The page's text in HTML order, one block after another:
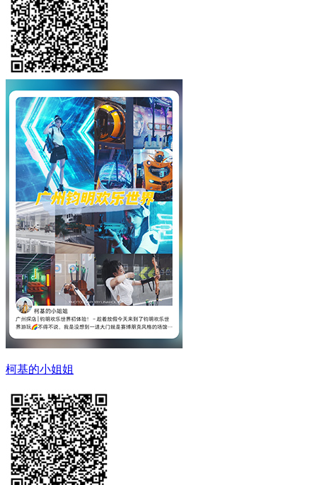
柯基的小姐姐